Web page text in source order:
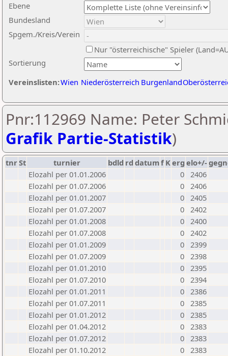
Ebene
Sortierung
Bundesland
Spgem./Kreis/Verein
Nur "österreichische" Spieler
Vereinslisten:Wien Niederösterreich Burgenland
Pnr:112969 Name: Peter
Grafik Partie-Statistik)
tnrSt turnier bdld rd datumf Kerg elo+/-
Elozahl per 01.01.2006
0 2406
Elozahl per 01.07.2006
0 2406
Elozahl per 01.01.2007
0 2405
Elozahl per 01.07.2007
0 2402
Elozahl per 01.01.2008
0 2400
Elozahl per 01.07.2008
0 2402
Elozahl per 01.01.2009
0 2399
Elozahl per 01.07.2009
0 2398
Elozahl per 01.01.2010
0 2395
Elozahl per 01.07.2010
0 2394
Elozahl per 01.01.2011
0 2386
Elozahl per 01.07.2011
0 2385
Elozahl per 01.01.2012
0 2385
Elozahl per 01.04.2012
0 2383
Elozahl per 01.07.2012
0 2383
Elozahl per 01.10.2012
0 2383